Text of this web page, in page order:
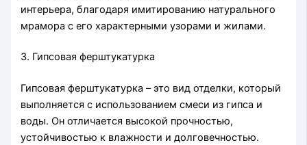
интерьера, благодаря имитированию натурального
мрамора с его характерными узорами и жилами.
3. Гипсовая ферштукатурка
Гипсовая ферштукатурка – это вид отделки, который
выполняется с использованием смеси из гипса и
воды. Он отличается высокой прочностью,
устойчивостью к влажности и долговечностью.